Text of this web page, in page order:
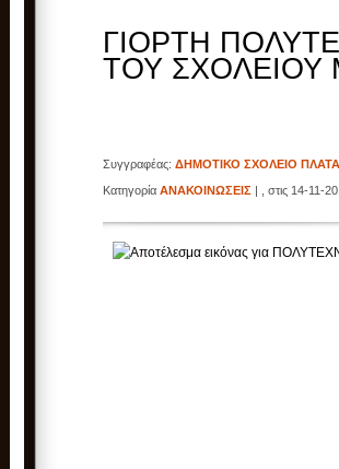
ΓΙΟΡΤΗ
ΤΟΥ ΣΧΟΛΕΙΟΥ
Συγγραφέας:ΔΗΜΟΤΙΚΟ ΣΧΟΛΕΙΟ
ΚατηγορίαΑΝΑΚΟΙΝΩΣΕΙΣ | , στις 14-11-